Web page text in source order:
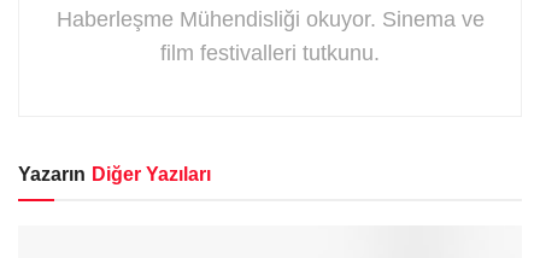
Haberleşme Mühendisliği okuyor. Sinema ve
film festivalleri tutkunu.
Yazarın Diğer Yazıları